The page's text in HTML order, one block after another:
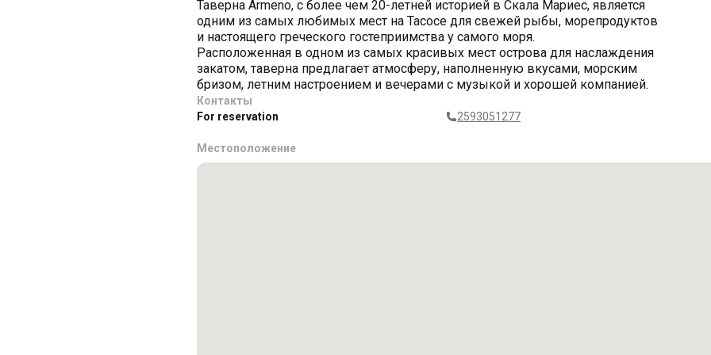
Таверна Armeno, с более чем 20-летней историей в Скала Мариес, является
одним из самых любимых мест на Тасосе для свежей рыбы, морепродуктов
и настоящего греческого гостеприимства у самого моря.
Расположенная в одном из самых красивых мест острова для наслаждения
закатом, таверна предлагает атмосферу, наполненную вкусами, морским
бризом, летним настроением и вечерами с музыкой и хорошей компанией.
Контакты
For reservation
2593051277
Местоположение